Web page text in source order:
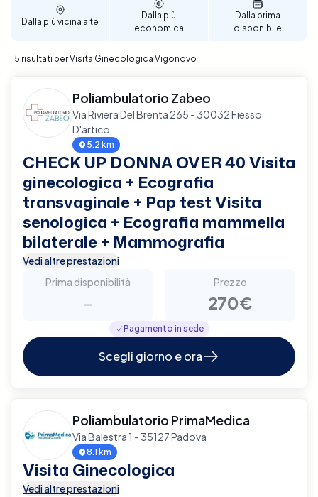
Dalla più vicina a te
Dalla più
economica
Dalla prima
disponibile
15 risultati per Visita Ginecologica Vigonovo
Poliambulatorio Zabeo
Via Riviera Del Brenta 265 - 30032 Fiesso
D'artico
5.2 km
CHECK UP DONNA OVER 40 Visita
ginecologica + Ecografia
transvaginale + Pap test Visita
senologica + Ecografia mammella
bilaterale + Mammografia
Vedi altre prestazioni
Prima disponibilità
-
Prezzo
270€
Pagamento in sede
Scegli giorno e ora
Poliambulatorio PrimaMedica
Via Balestra 1 - 35127 Padova
8.1 km
Visita Ginecologica
Vedi altre prestazioni